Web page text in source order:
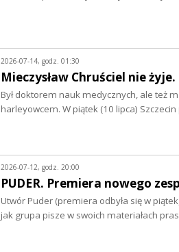
2026-07-14, godz. 01:30
Mieczysław Chruściel nie
Był doktorem nauk medycznych, ale też
harleyowcem. W piątek (10 lipca)
2026-07-12, godz. 20:00
PUDER. Premiera nowego
Utwór Puder (premiera odbyła się w
jak grupa pisze w swoich materiałach